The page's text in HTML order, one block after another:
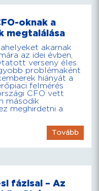
oknak a
megtalálása
akarnak
az idei évben,
verseny éles.
problémaként
hiányát a
felmérés
CFO vett
második
meghirdetni a
Tovább
fázisai – Az